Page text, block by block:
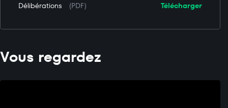
Télécharger
Délibérations (PDF)
Vous regardez